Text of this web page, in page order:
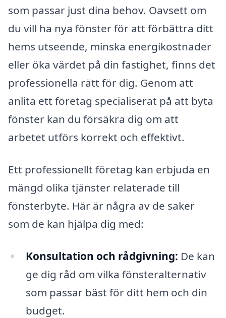
som passar just dina behov. Oavsett om
du vill ha nya fönster för att förbättra ditt
hems utseende, minska energikostnader
eller öka värdet på din fastighet, finns det
professionella rätt för dig. Genom att
anlita ett företag specialiserat på att byta
fönster kan du försäkra dig om att
arbetet utförs korrekt och effektivt.
Ett professionellt företag kan erbjuda en
mängd olika tjänster relaterade till
fönsterbyte. Här är några av de saker
som de kan hjälpa dig med:
Konsultation och rådgivning: De kan
ge dig råd om vilka fönsteralternativ
som passar bäst för ditt hem och din
budget.